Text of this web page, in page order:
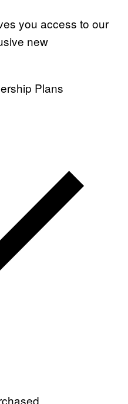
you access to our
new
Plans